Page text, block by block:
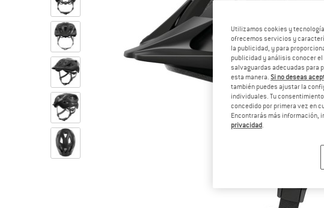
Utilizamos cookies y
ofrecemos servicios y
la publicidad, y para
publicidad y análisis conocer
salvaguardas adecuadas para
esta manera. Si no deseas
también puedes ajustar la
individuales. Tu
concedido por primera vez en
Encontrarás más información,
privacidad